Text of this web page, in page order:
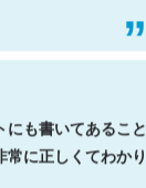
も書いてあること
常に正しくてわかり